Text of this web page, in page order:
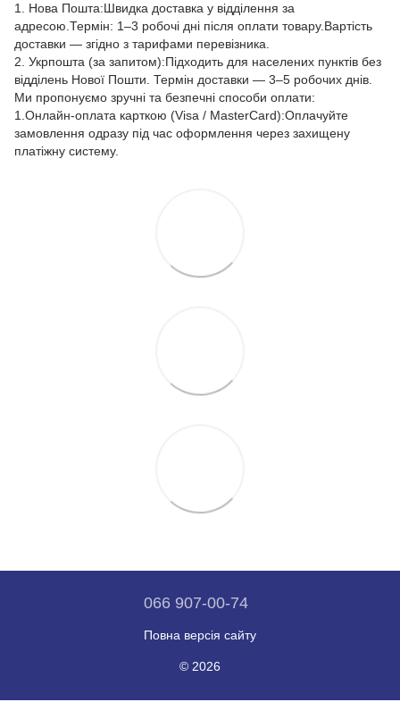
1. Нова Пошта:Швидка доставка у відділення за
адресою.Термін: 1–3 робочі дні після оплати товару.Вартість
доставки — згідно з тарифами перевізника.
2. Укрпошта (за запитом):Підходить для населених пунктів без
відділень Нової Пошти. Термін доставки — 3–5 робочих днів.
Ми пропонуємо зручні та безпечні способи оплати:
1.Онлайн-оплата карткою (Visa / MasterCard):Оплачуйте
замовлення одразу під час оформлення через захищену
платіжну систему.
066 907-00-74
Повна версія сайту
© 2026